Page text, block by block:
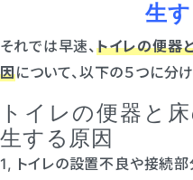
生
それでは早速、トイレの便器
因について、以下の５つに分
トイレの便器と
生する原因
1, トイレの設置不良や接続